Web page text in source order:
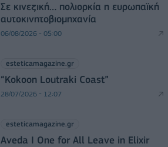
Σε κινεζική… πολιορκία η ευρωπαϊκή
αυτοκινητοβιομηχανία
06/08/2026 - 05:00
esteticamagazine.gr
“Kokoon Loutraki Coast”
28/07/2026 - 12:07
esteticamagazine.gr
Aveda I One for All Leave in Elixir